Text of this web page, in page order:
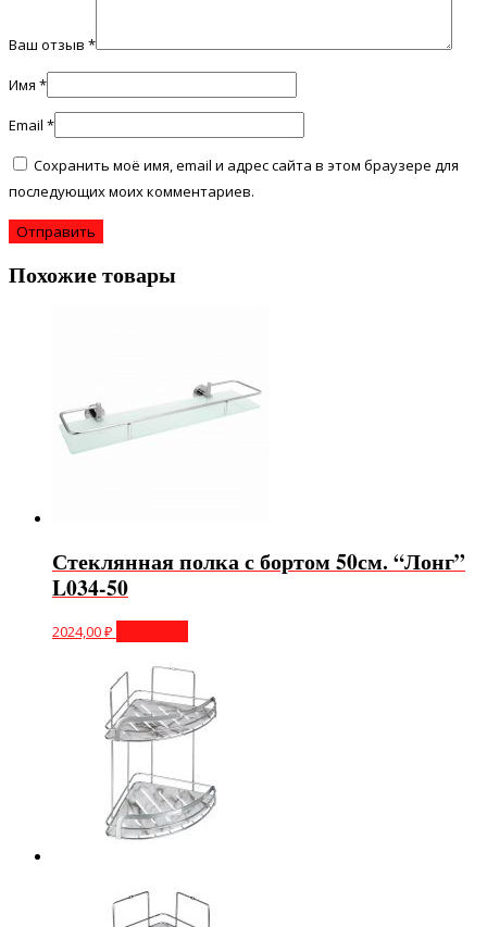
Ваш отзыв *
Имя *
Email *
Сохранить моё имя, email и адрес сайта в этом браузере для
последующих моих комментариев.
Похожие товары
Стеклянная полка с бортом 50см. “Лонг”
L034-50
2024,00₽